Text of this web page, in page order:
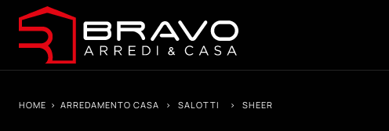
HOME > ARREDAMENTO CASA > SALOTTI > SHEER